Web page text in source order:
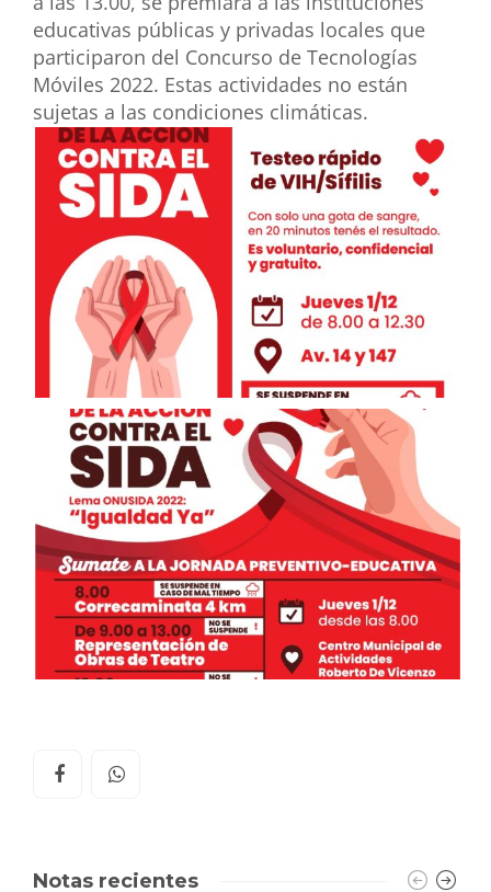
educativas públicas y privadas locales que
participaron del Concurso de Tecnologías
Móviles 2022. Estas actividades no están
sujetas a las condiciones climáticas.
Notas recientes